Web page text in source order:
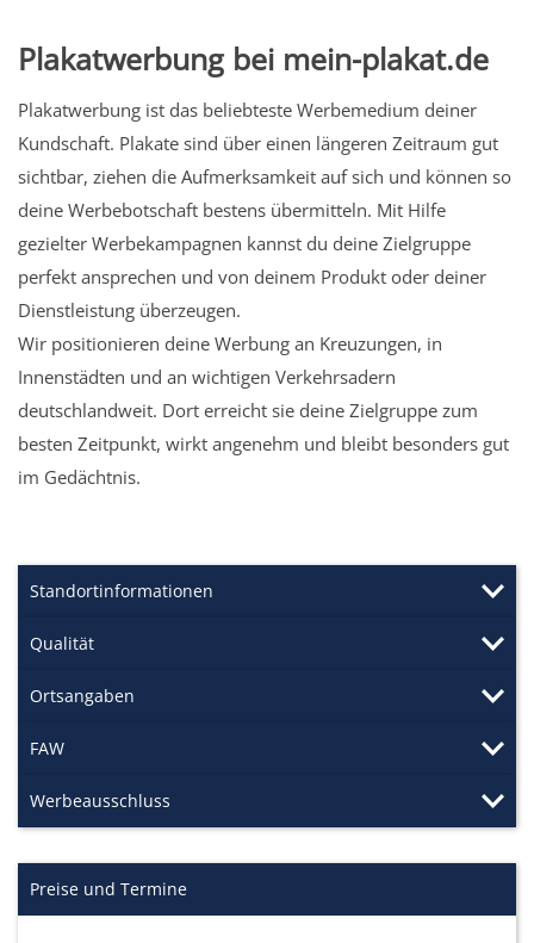
Plakatwerbung bei mein-plakat.de
Plakatwerbung ist das beliebteste Werbemedium deiner
Kundschaft. Plakate sind über einen längeren Zeitraum gut
sichtbar, ziehen die Aufmerksamkeit auf sich und können so
deine Werbebotschaft bestens übermitteln. Mit Hilfe
gezielter Werbekampagnen kannst du deine Zielgruppe
perfekt ansprechen und von deinem Produkt oder deiner
Dienstleistung überzeugen.
Wir positionieren deine Werbung an Kreuzungen, in
Innenstädten und an wichtigen Verkehrsadern
deutschlandweit. Dort erreicht sie deine Zielgruppe zum
besten Zeitpunkt, wirkt angenehm und bleibt besonders gut
im Gedächtnis.
Standortinformationen
Qualität
Ortsangaben
FAW
Werbeausschluss
Preise und Termine